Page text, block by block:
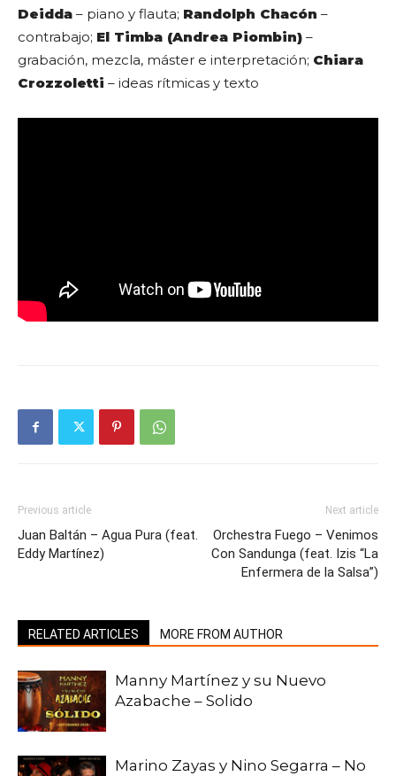
Deidda – piano y flauta; Randolph Chacón –
contrabajo; El Timba (Andrea Piombin) –
grabación, mezcla, máster e interpretación; Chiara
Crozzoletti – ideas rítmicas y texto
Previous article
Juan Baltán – Agua Pura (feat.
Eddy Martínez)
Next article
Orchestra Fuego – Venimos
Con Sandunga (feat. Izis “La
Enfermera de la Salsa”)
RELATED ARTICLES MORE FROM AUTHOR
Manny Martínez y su Nuevo
Azabache – Solido
Marino Zayas y Nino Segarra – No